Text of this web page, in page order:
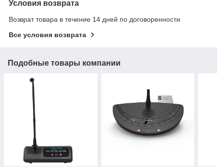
Условия возврата
Возврат товара в течение 14 дней по договоренности
Все условия возврата
Подобные товары компании